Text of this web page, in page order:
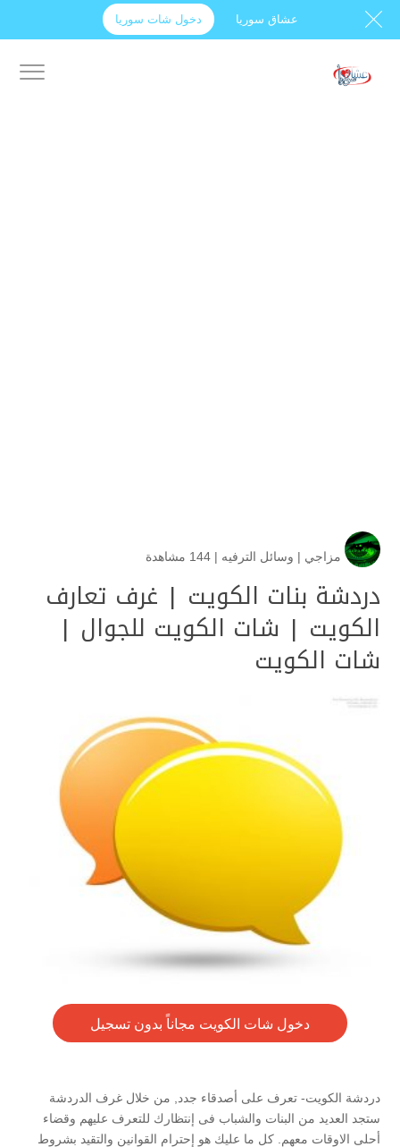
عشاق سوريا دخول شات سوريا
مزاجي | وسائل الترفيه | 144 مشاهدة
دردشة بنات الكويت | غرف تعارف
الكويت | شات الكويت للجوال |
شات الكويت
دخول شات الكويت مجاناً بدون تسجيل
دردشة الكويت- تعرف على أصدقاء جدد, من خلال غرف الدردشة
ستجد العديد من البنات والشباب فى إنتظارك للتعرف عليهم وقضاء
أحلى الاوقات معهم. كل ما عليك هو إحترام القوانين والتقيد بشروط